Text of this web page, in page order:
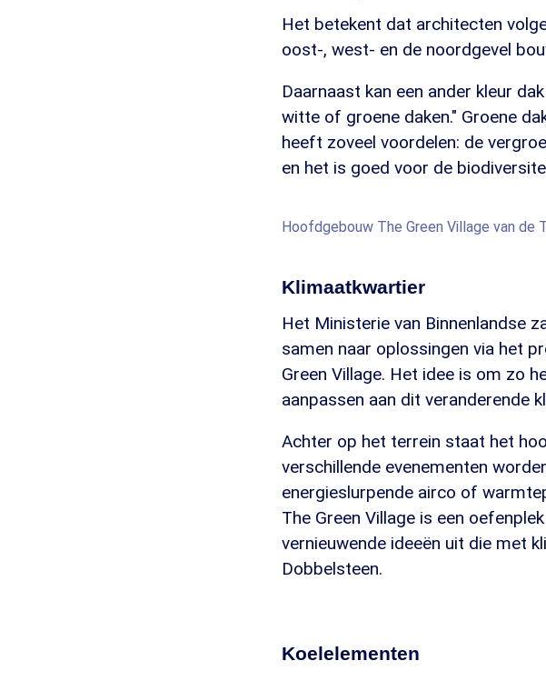
Het betekent dat architecten
oost-, west- en de noordgevel
Daarnaast kan een ander kleur
witte of groene daken." Groene
heeft zoveel voordelen: de
en het is goed voor de
Hoofdgebouw The Green Village van de
Klimaatkwartier
Het Ministerie van Binnenlandse
samen naar oplossingen via het
Green Village. Het idee is om zo
aanpassen aan dit veranderende
Achter op het terrein staat het
verschillende evenementen
energieslurpende airco of
The Green Village is een
vernieuwende ideeën uit die met
Dobbelsteen.
Koelelementen